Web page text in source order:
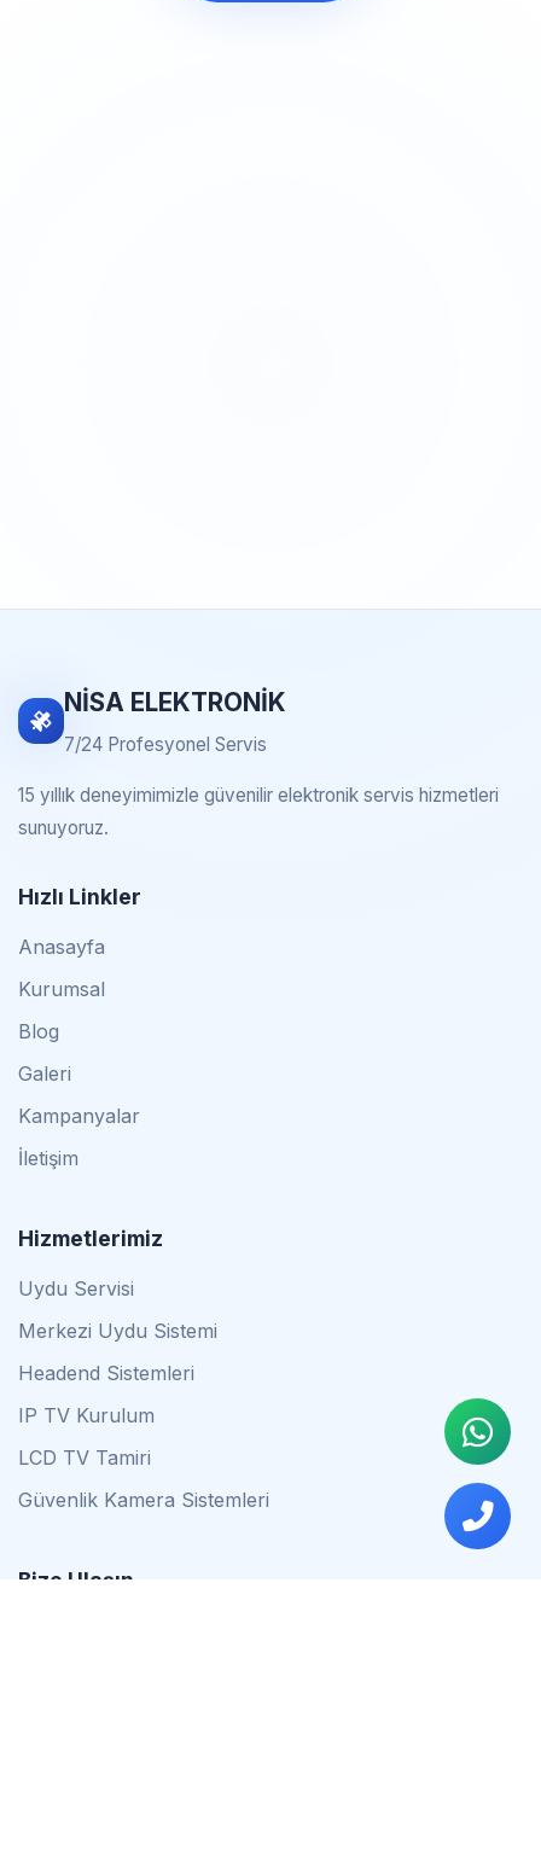
NİSA ELEKTRONİK
7/24 Profesyonel Servis
15 yıllık deneyimimizle güvenilir elektronik servis hizmetleri
sunuyoruz.
Hızlı Linkler
Anasayfa
Kurumsal
Blog
Galeri
Kampanyalar
İletişim
Hizmetlerimiz
Uydu Servisi
Merkezi Uydu Sistemi
Headend Sistemleri
IP TV Kurulum
LCD TV Tamiri
Güvenlik Kamera Sistemleri
Bize Ulaşın